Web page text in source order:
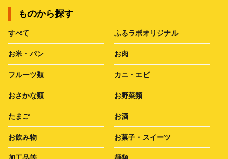
ものから探す
すべて ふるラボオリジナル
お米・パン お肉
フルーツ類 カニ・エビ
おさかな類 お野菜類
たまご お酒
お飲み物 お菓子・スイーツ